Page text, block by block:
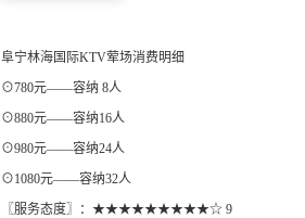
阜宁林海国际KTV荤场消费明细
⊙780元——容纳 8人
⊙880元——容纳16人
⊙980元——容纳24人
⊙1080元——容纳32人
〖服务态度〗：★★★★★★★★★☆ 9